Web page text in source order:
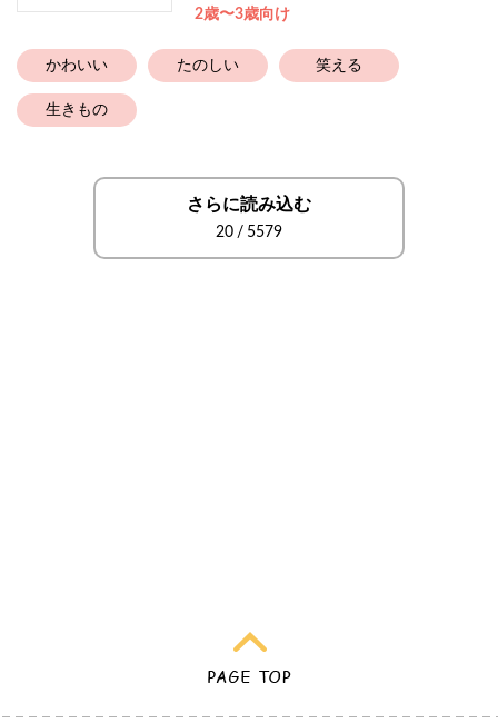
2歳〜3歳向け
かわいい たのしい 笑える
生きもの
さらに読み込む
20 / 5579